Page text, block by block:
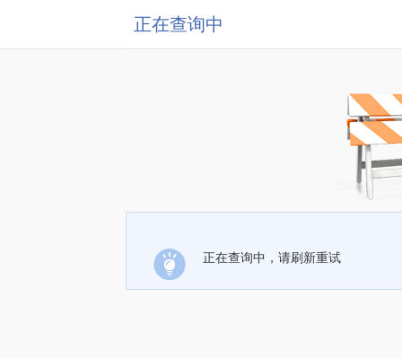
正在查询中
正在查询中，请刷新重试